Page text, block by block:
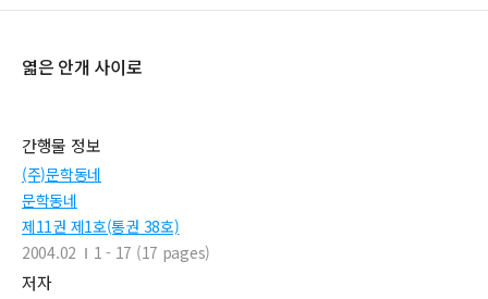
엷은 안개 사이로
간행물 정보
(주)문학동네
문학동네
제11권 제1호(통권 38호)
2004.02
1 - 17 (17 pages)
저자